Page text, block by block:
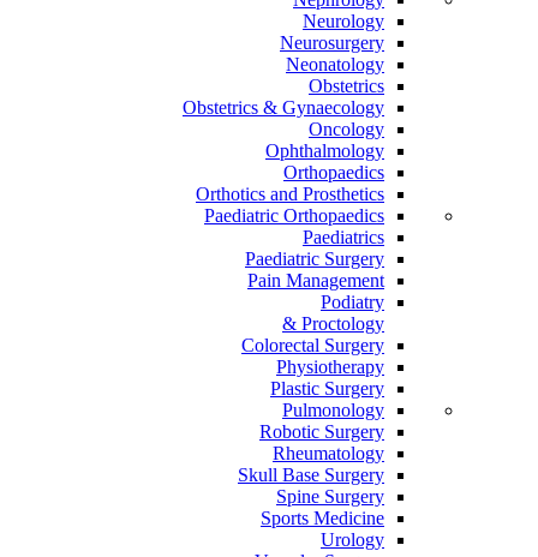
Neurology
Neurosurgery
Neonatology
Obstetrics
Obstetrics & Gynaecology
Oncology
Ophthalmology
Orthopaedics
Orthotics and Prosthetics
Paediatric Orthopaedics
Paediatrics
Paediatric Surgery
Pain Management
Podiatry
Proctology &
Colorectal Surgery
Physiotherapy
Plastic Surgery
Pulmonology
Robotic Surgery
Rheumatology
Skull Base Surgery
Spine Surgery
Sports Medicine
Urology